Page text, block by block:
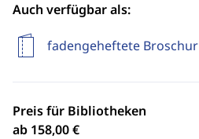
Auch verfügbar als:
fadengeheftete Broschur
Preis für Bibliotheken
ab 158,00 €